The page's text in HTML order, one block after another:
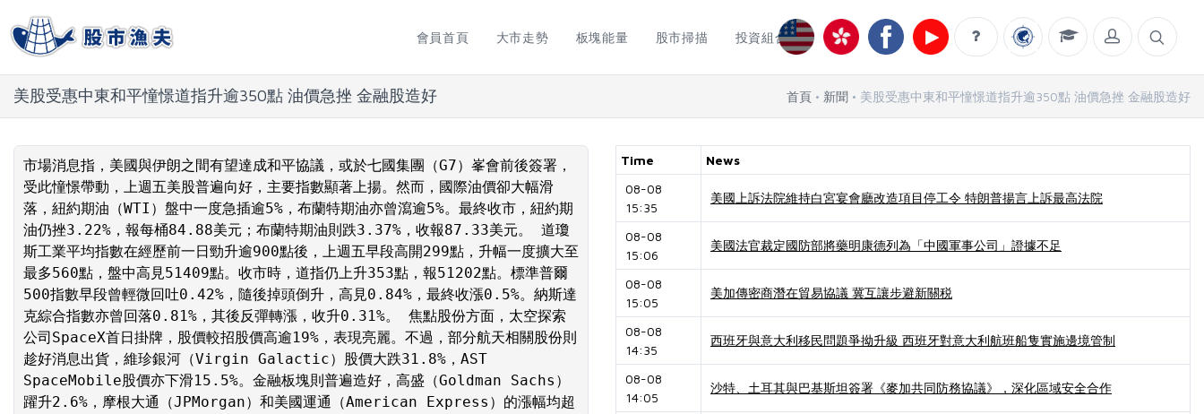
會員首頁 大市走勢 板塊能量 股市掃描 投資組合
美股受惠中東和平憧憬道指升逾350點 油價急挫 金融股造好 首頁 新聞 美股受惠中東和平憧憬道指升逾350點 油價急挫 金融股造好
市場消息指，美國與伊朗之間有望達成和平協議，或於七國集團（G7）峯會前後簽署，
受此憧憬帶動，上週五美股普遍向好，主要指數顯著上揚。然而，國際油價卻大幅滑
落，紐約期油（WTI）盤中一度急插逾5%，布蘭特期油亦曾瀉逾5%。最終收市，紐約期
油仍挫3.22%，報每桶84.88美元；布蘭特期油則跌3.37%，收報87.33美元。 道瓊
斯工業平均指數在經歷前一日勁升逾900點後，上週五早段高開299點，升幅一度擴大至
最多560點，盤中高見51409點。收市時，道指仍上升353點，報51202點。標準普爾
500指數早段曾輕微回吐0.42%，隨後掉頭倒升，高見0.84%，最終收漲0.5%。納斯達
克綜合指數亦曾回落0.81%，其後反彈轉漲，收升0.31%。 焦點股份方面，太空探索
公司SpaceX首日掛牌，股價較招股價高逾19%，表現亮麗。不過，部分航天相關股份則
趁好消息出貨，維珍銀河（Virgin Galactic）股價大跌31.8%，AST
SpaceMobile股價亦下滑15.5%。金融板塊則普遍造好，高盛（Goldman Sachs）
躍升2.6%，摩根大通（JPMorgan）和美國運通（American Express）的漲幅均超
Time
News
08-08
15:35
美國上訴法院維持白宮宴會廳改造項目停工令 特朗普揚言上訴最高法院
08-08
15:06
美國法官裁定國防部將藥明康德列為「中國軍事公司」證據不足
08-08
15:05
美加傳密商潛在貿易協議 冀互讓步避新關税
08-08
14:35
西班牙與意大利移民問題爭拗升級 西班牙對意大利航班船隻實施邊境管制
08-08
14:05
沙特、土耳其與巴基斯坦簽署《麥加共同防務協議》，深化區域安全合作